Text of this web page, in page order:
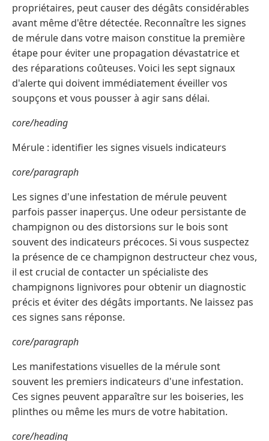
propriétaires, peut causer des dégâts considérables
avant même d'être détectée. Reconnaître les signes
de mérule dans votre maison constitue la première
étape pour éviter une propagation dévastatrice et
des réparations coûteuses. Voici les sept signaux
d'alerte qui doivent immédiatement éveiller vos
soupçons et vous pousser à agir sans délai.
core/heading
Mérule : identifier les signes visuels indicateurs
core/paragraph
Les signes d'une infestation de mérule peuvent
parfois passer inaperçus. Une odeur persistante de
champignon ou des distorsions sur le bois sont
souvent des indicateurs précoces. Si vous suspectez
la présence de ce champignon destructeur chez vous,
il est crucial de contacter un spécialiste des
champignons lignivores pour obtenir un diagnostic
précis et éviter des dégâts importants. Ne laissez pas
ces signes sans réponse.
core/paragraph
Les manifestations visuelles de la mérule sont
souvent les premiers indicateurs d'une infestation.
Ces signes peuvent apparaître sur les boiseries, les
plinthes ou même les murs de votre habitation.
core/heading